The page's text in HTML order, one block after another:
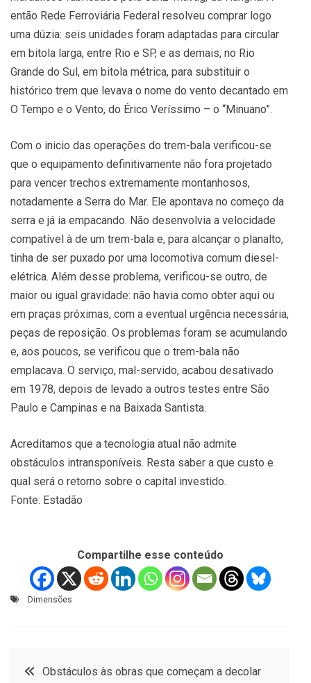
então Rede Ferroviária Federal resolveu comprar logo
uma dúzia: seis unidades foram adaptadas para circular
em bitola larga, entre Rio e SP, e as demais, no Rio
Grande do Sul, em bitola métrica, para substituir o
histórico trem que levava o nome do vento decantado em
O Tempo e o Vento, do Érico Veríssimo – o “Minuano”.
Com o inicio das operações do trem-bala verificou-se
que o equipamento definitivamente não fora projetado
para vencer trechos extremamente montanhosos,
notadamente a Serra do Mar. Ele apontava no começo da
serra e já ia empacando. Não desenvolvia a velocidade
compatível à de um trem-bala e, para alcançar o planalto,
tinha de ser puxado por uma locomotiva comum diesel-
elétrica. Além desse problema, verificou-se outro, de
maior ou igual gravidade: não havia como obter aqui ou
em praças próximas, com a eventual urgência necessária,
peças de reposição. Os problemas foram se acumulando
e, aos poucos, se verificou que o trem-bala não
emplacava. O serviço, mal-servido, acabou desativado
em 1978, depois de levado a outros testes entre São
Paulo e Campinas e na Baixada Santista.
Acreditamos que a tecnologia atual não admite
obstáculos intransponíveis. Resta saber a que custo e
qual será o retorno sobre o capital investido.
Fonte: Estadão
Compartilhe esse conteúdo
Dimensões
Navegação
Obstáculos às obras que começam a decolar